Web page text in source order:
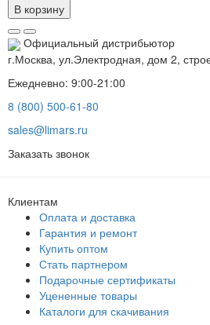
В корзину
Официальный дистрибьютор
г.Москва, ул.Электродная, дом 2,
Ежедневно: 9:00-21:00
8 (800) 500-61-80
sales@limars.ru
Заказать звонок
Клиентам
Оплата и доставка
Гарантия и ремонт
Купить оптом
Стать партнером
Подарочные сертификаты
Уцененные товары
Каталоги для скачивания